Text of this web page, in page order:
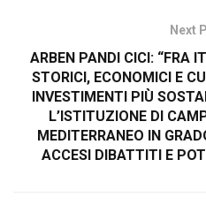
Next
ARBEN PANDI CICI: “FRA
STORICI, ECONOMICI E
INVESTIMENTI PIÙ
L’ISTITUZIONE DI
MEDITERRANEO IN
ACCESI DIBATTITI E